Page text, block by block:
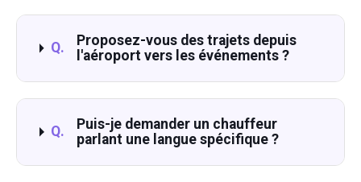
Q.
Proposez-vous des trajets depuis
l'aéroport vers les événements ?
Q.
Puis-je demander un chauffeur
parlant une langue spécifique ?